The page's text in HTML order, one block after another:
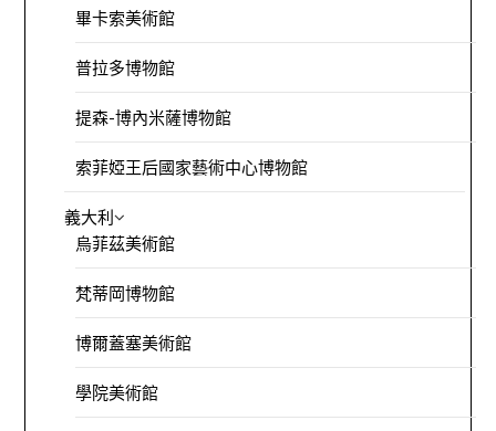
畢卡索美術館
普拉多博物館
提森-博內米薩博物館
索菲婭王后國家藝術中心博物館
義大利
烏菲茲美術館
梵蒂岡博物館
博爾蓋塞美術館
學院美術館